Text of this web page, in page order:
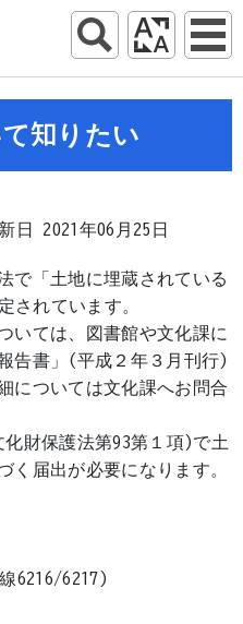
知りたい
日 2021年06月25日
で「土地に埋蔵されている
されています。
いては、図書館や文化課に
告書」(平成２年３月刊行)
については文化課へお問合
財保護法第93第１項)で土
く届出が必要になります。
6216/6217)